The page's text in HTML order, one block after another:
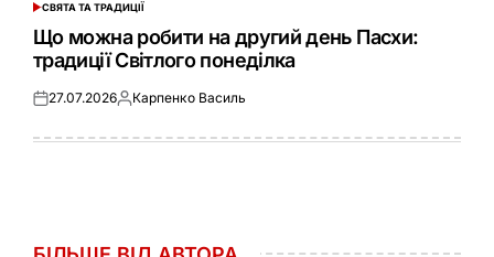
ОПУБЛІКУВАТИ
У
СВЯТА ТА ТРАДИЦІЇ
Що можна робити на другий день Пасхи:
традиції Світлого понеділка
Оприлюднено
27.07.2026Опубліковано
Карпенко Василь